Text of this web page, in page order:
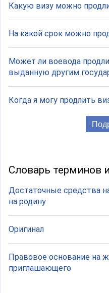
Какую визу можно
На какой срок можно
Может ли воевода
выданную другим
Когда я могу продлить
Словарь терминов
Достаточные средства
на родину
Оригинал
Правовое основание на
приглашающего